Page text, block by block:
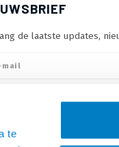
te
de laatste updates,